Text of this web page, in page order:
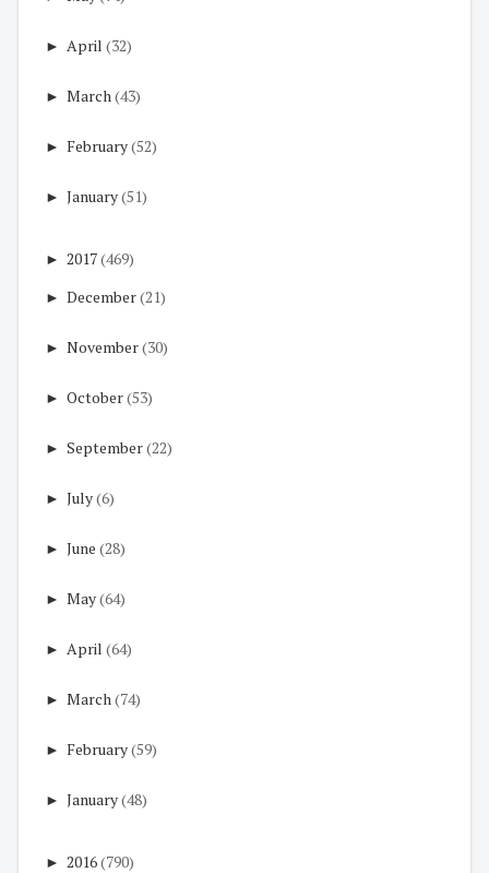
► April (32)
► March(43)
► February(52)
► January(51)
► 2017(469)
► December(21)
► November(30)
► October(53)
► September(22)
► July(6)
► June (28)
► May(64)
► April (64)
► March(74)
► February(59)
► January(48)
► 2016(790)